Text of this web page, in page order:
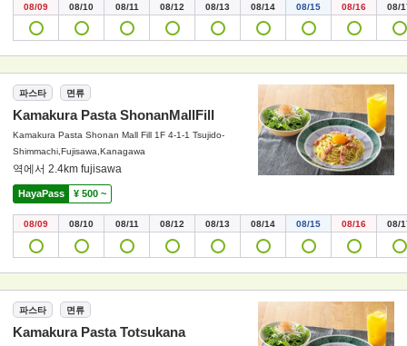
08/09 08/10 08/11 08/12 08/13 08/14 08/15 08/16 08/
파스타 면류
Kamakura Pasta ShonanMallFill
Kamakura Pasta Shonan Mall Fill 1F 4-1-1 Tsujido-
Shimmachi,Fujisawa,Kanagawa
역에서 2.4km fujisawa
HayaPass ¥ 500 ~
08/09 08/10 08/11 08/12 08/13 08/14 08/15 08/16 08/
파스타 면류
Kamakura Pasta Totsukana